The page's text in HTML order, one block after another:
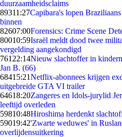
duurzaamheidsclaims
89311:27Capibara's lopen
binnen
82607:00Forensics: Crime Scene
80010:59Israël meldt dood twee
vergelding aangekondigd
761 22:14Nieuw slachtoffer in
Jan B. (66)
68415:21Netflix-abonnees krijgen
uitgebreide GTA VI trailer
64618:20Zangeres en Idols-jurylid
leeftijd overleden
59810:48Hiroshima herdenkt
59019:42'Zwarte weduwes' in
overlijdensuitkering